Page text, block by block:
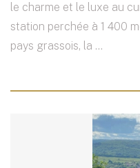
le charme et le luxe au
station perchée à 1 400
pays grassois, la ...